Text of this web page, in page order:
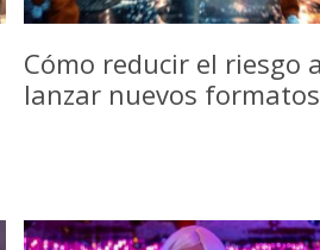
Cómo reducir el riesgo
lanzar nuevos formatos